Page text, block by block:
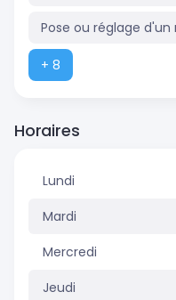
Pose ou réglage
+ 8
Horaires
Lundi
Mardi
Mercredi
Jeudi